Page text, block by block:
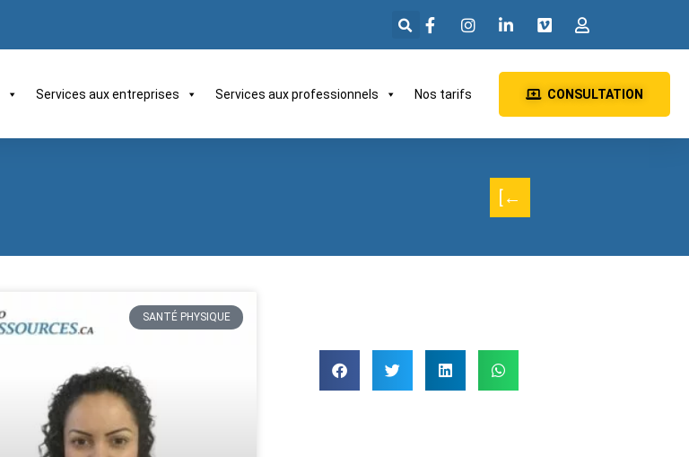
Services aux entreprises Services aux professionnels Nos tarifs CONSULTATION
[←
SANTÉ PHYSIQUE